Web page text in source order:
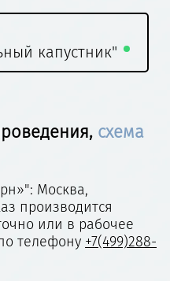
капустник"
схема
Москва,
производится
или в рабочее
телефону +7(499)288-